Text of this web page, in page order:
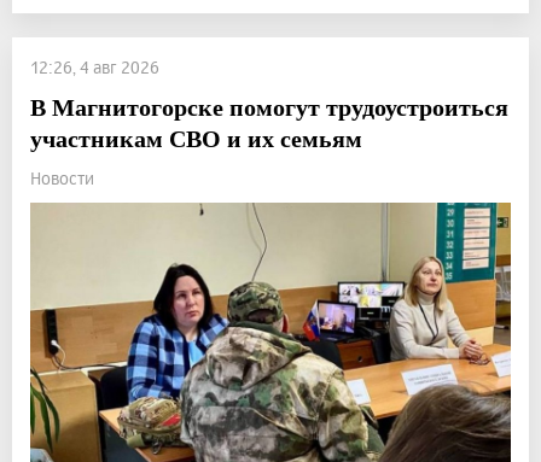
12:26, 4 авг 2026
В Магнитогорске помогут трудоустроиться
участникам СВО и их семьям
Новости